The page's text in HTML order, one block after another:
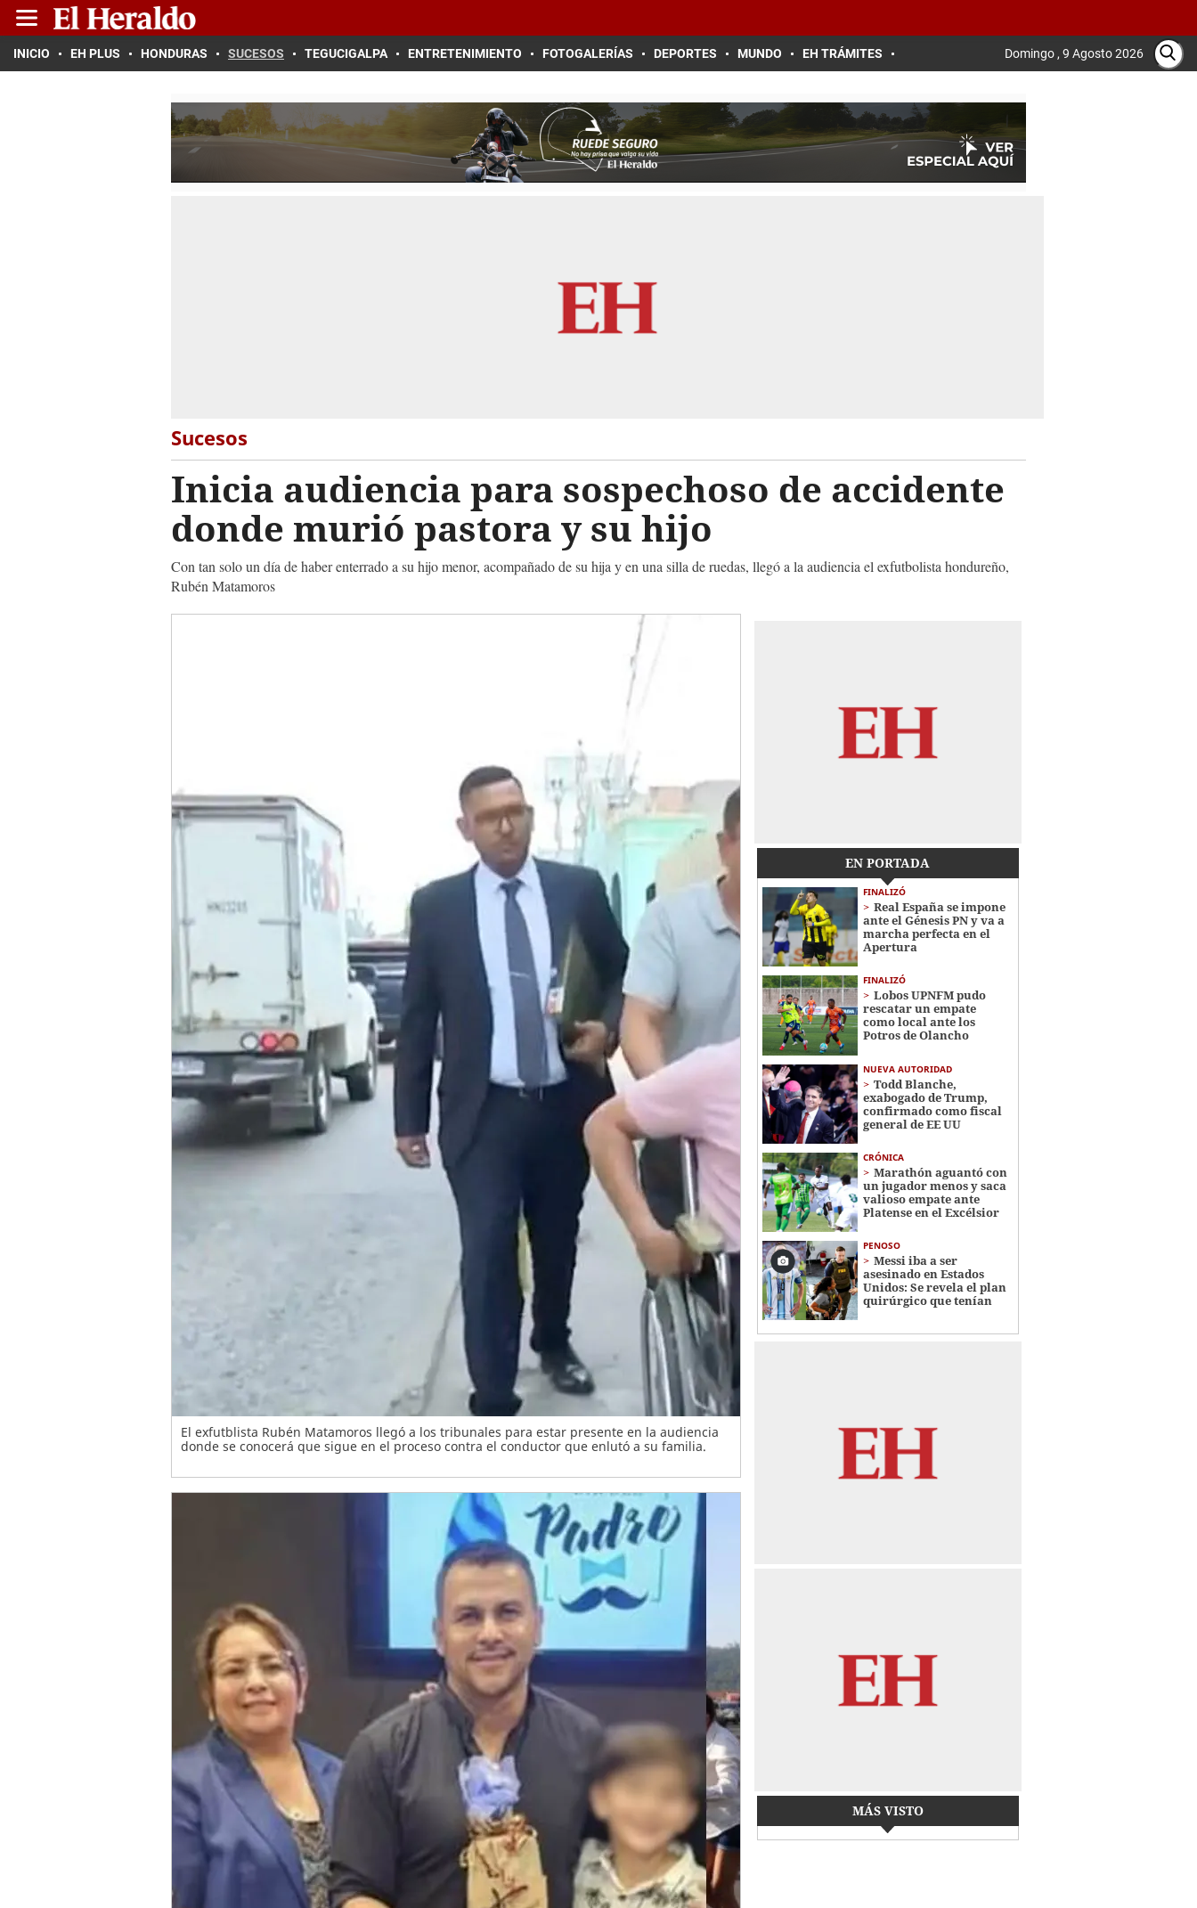
INICIO EH PLUS HONDURAS SUCESOS TEGUCIGALPA ENTRETENIMIENTO FOTOGALERÍAS DEPORTES MUNDO EH TRÁMITES Domingo , 9 Agosto 2026
Sucesos
Inicia audiencia para sospechoso de accidente
donde murió pastora y su hijo
Con tan solo un día de haber enterrado a su hijo menor, acompañado de su hija y en una silla de ruedas, llegó a la audiencia el exfutbolista hondureño,
Rubén Matamoros
El exfutblista Rubén Matamoros llegó a los tribunales para estar presente en la audiencia
donde se conocerá que sigue en el proceso contra el conductor que enlutó a su familia.
EN PORTADA
FINALIZÓ
Real España se impone
ante el Génesis PN y va a
marcha perfecta en el
Apertura
FINALIZÓ
Lobos UPNFM pudo
rescatar un empate
como local ante los
Potros de Olancho
NUEVA AUTORIDAD
Todd Blanche,
exabogado de Trump,
confirmado como fiscal
general de EE UU
CRÓNICA
Marathón aguantó con
un jugador menos y saca
valioso empate ante
Platense en el Excélsior
PENOSO
Messi iba a ser
asesinado en Estados
Unidos: Se revela el plan
quirúrgico que tenían
MÁS VISTO